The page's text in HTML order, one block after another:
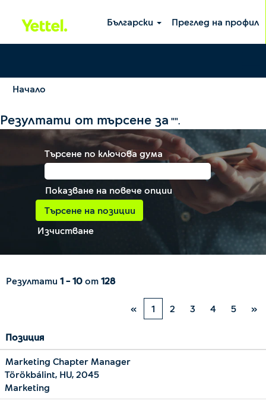
Български Преглед на профил
Начало
Резултати от търсене за "".
Търсене по ключова дума
Показване на повече опции
Изчистване
Резултати 1 – 10 от 128
« 1 2 3 4 5 »
Позиция
Marketing Chapter Manager
Törökbálint, HU, 2045
Marketing